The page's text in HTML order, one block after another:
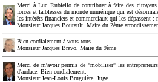
Merci à Luc Rubiello de contribuer à faire des
forces et faiblesses du monde numérique qui est
les intérêts financiers et commerciaux qui les dépassent :
Monsieur Jacques Boutault, Maire du 2ème
Bien cordialement à vous tous.
Monsieur Jacques Bravo, Maire du 9ème
Merci de m'avoir permis de "mobiliser" les
d'audace. Bien cordialement.
Monsieur Jean-Louis Bruguière, Juge